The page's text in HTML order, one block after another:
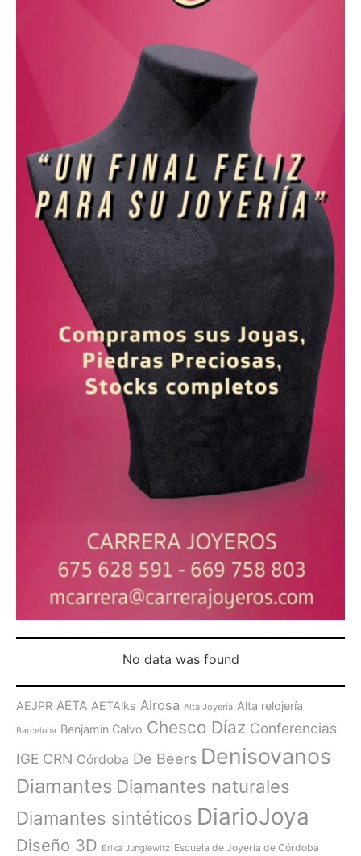
No data was found
AEJPR AETA AETAlks Alrosa Alta Joyería Alta relojería
Barcelona Benjamín Calvo Chesco Díaz Conferencias
IGE CRN Córdoba De Beers Denisovanos
Diamantes Diamantes naturales
Diamantes sintéticos DiarioJoya
Diseño 3D Erika Junglewitz Escuela de Joyería de Córdoba